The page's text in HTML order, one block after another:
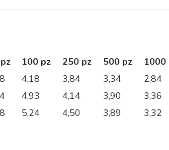
100 pz 250 pz 500 pz 1000
4,18 3,84 3,34 2,84
4,93 4,14 3,90 3,36
5,24 4,50 3,89 3,32